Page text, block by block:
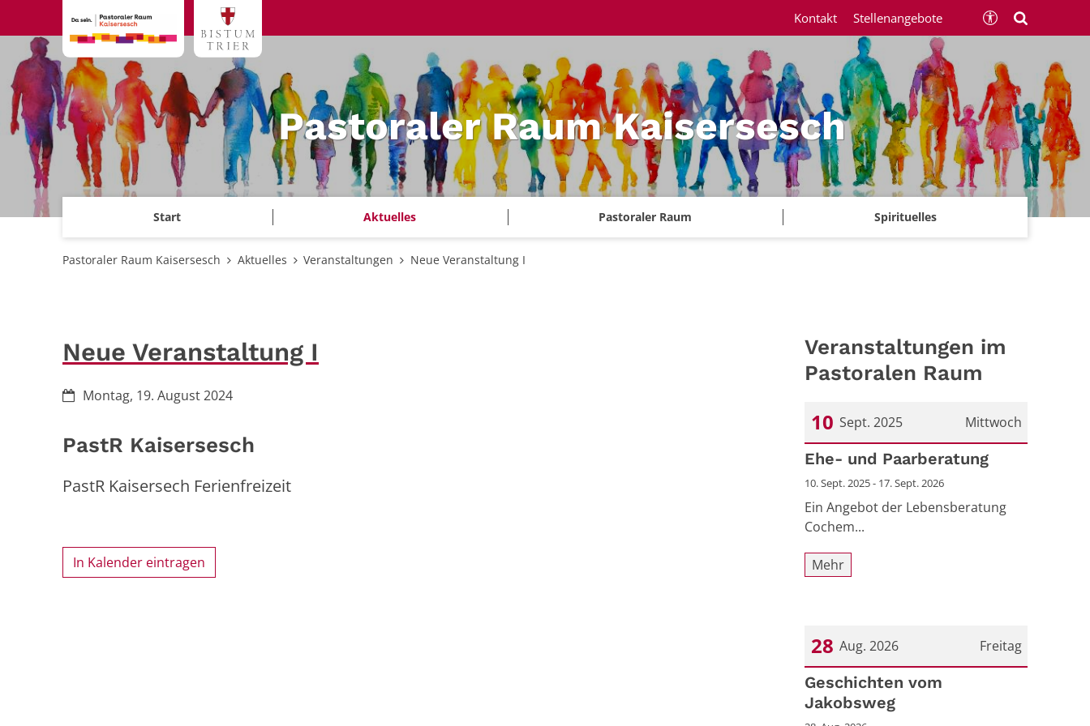
Pastoraler Raum Kaisersesch
Start Aktuelles Pastoraler Raum Spirituelles
Kontakt Stellenangebote
Pastoraler Raum Kaisersesch Aktuelles Veranstaltungen Neue Veranstaltung I
Neue Veranstaltung I
Datum:Montag, 19. August 2024
PastR Kaisersesch
PastR Kaisersech Ferienfreizeit
In Kalender eintragen
Veranstaltungen im
Pastoralen Raum
Mittwoch
10 Sept. 2025
Datum: 10. September 2025
Ehe- und Paarberatung
10. Sept. 2025 - 17. Sept. 2026
Ein Angebot der Lebensberatung
Cochem...
Mehr
Freitag
28 Aug. 2026
Datum: 28. August 2026
Geschichten vom
Jakobsweg